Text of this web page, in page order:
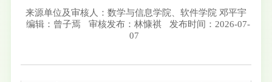
来源单位及审核人：数学与信息学院、软件学院 邓平宇
编辑：曾子焉
审核发布：林慷祺
发布时间：2026-07-
07